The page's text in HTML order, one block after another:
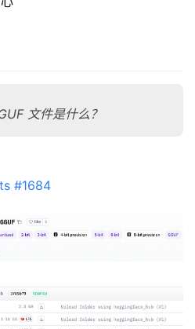
文件是什么？
#1684